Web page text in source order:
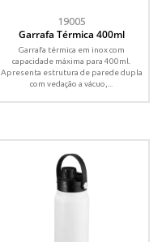
19005
Garrafa Térmica 400ml
Garrafa térmica em inox com
capacidade máxima para 400ml.
Apresenta estrutura de parede dupla
com vedação a vácuo,...